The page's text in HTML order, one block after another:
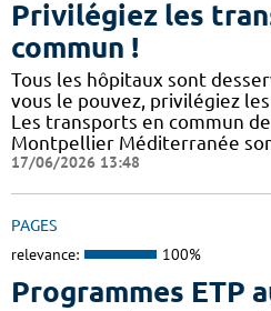
Privilégiez les
commun !
Tous les hôpitaux sont
vous le pouvez, privilégiez
Les transports en commun
Montpellier Méditerranée
17/06/2026 13:48
PAGES
relevance: 100%
Programmes ETP